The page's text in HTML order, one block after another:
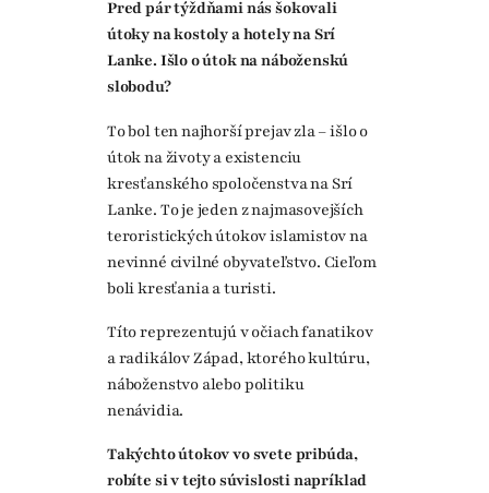
Pred pár týždňami nás šokovali
útoky na kostoly a hotely na Srí
Lanke. Išlo o útok na náboženskú
slobodu?
To bol ten najhorší prejav zla – išlo o
útok na životy a existenciu
kresťanského spoločenstva na Srí
Lanke. To je jeden z najmasovejších
teroristických útokov islamistov na
nevinné civilné obyvateľstvo. Cieľom
boli kresťania a turisti.
Títo reprezentujú v očiach fanatikov
a radikálov Západ, ktorého kultúru,
náboženstvo alebo politiku
nenávidia.
Takýchto útokov vo svete pribúda,
robíte si v tejto súvislosti napríklad